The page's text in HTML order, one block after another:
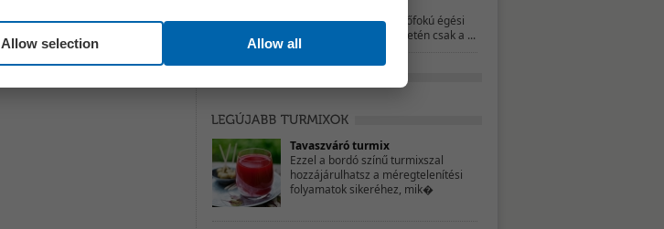
A kisebb, elsőfokú égési
sérülések esetén csak a ...
Tavaszváró turmix
Ezzel a bordó színű turmixszal
hozzájárulhatsz a méregtelenítési
folyamatok sikeréhez, mik�
Allow selection Allow all